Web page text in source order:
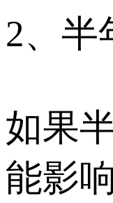
2、半
如果
能影